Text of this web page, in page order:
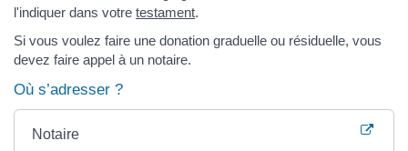
l'indiquer dans votre testament.
Si vous voulez faire une donation graduelle ou résiduelle, vous
devez faire appel à un notaire.
Où s’adresser ?
Notaire